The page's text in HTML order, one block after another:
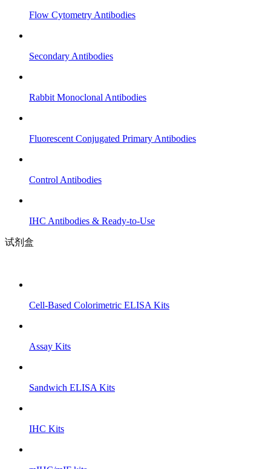
Flow Cytometry Antibodies
Secondary Antibodies
Rabbit Monoclonal Antibodies
Fluorescent Conjugated Primary Antibodies
Control Antibodies
IHC Antibodies & Ready-to-Use
试剂盒
Cell-Based Colorimetric ELISA Kits
Assay Kits
Sandwich ELISA Kits
IHC Kits